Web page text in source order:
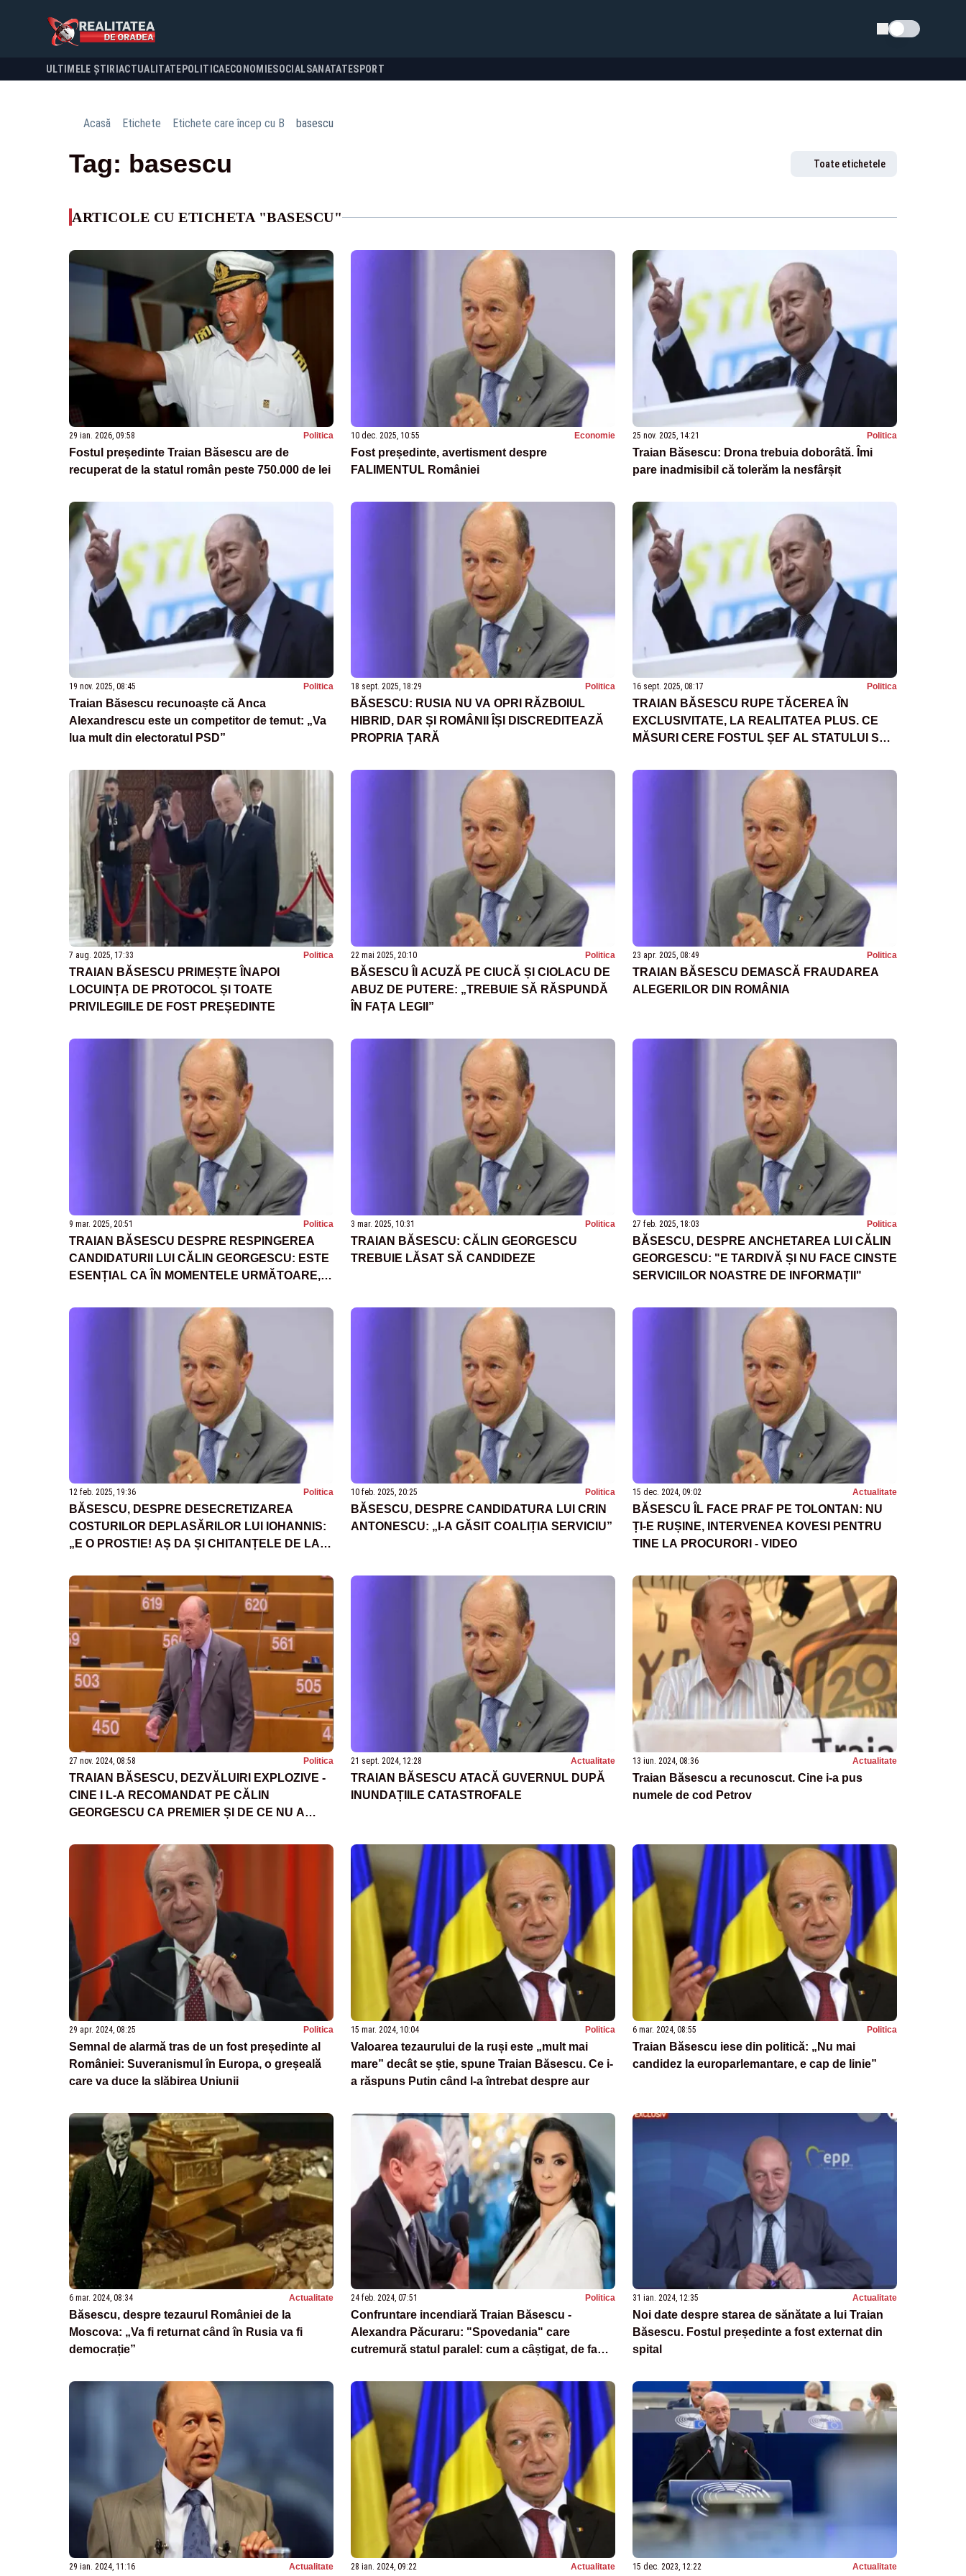
Schimba tema
ULTIMELE ȘTIRI ACTUALITATE POLITICA ECONOMIESOCIALSANATATESPORT
Acasă Etichete Etichete care încep cu B basescu
Tag: basescu Toate etichetele
ARTICOLE CU ETICHETA "BASESCU"
29 ian. 2026, 09:58 Politica
Fostul președinte Traian Băsescu are de
recuperat de la statul român peste 750.000 de lei
10 dec. 2025, 10:55 Economie
Fost președinte, avertisment despre
FALIMENTUL României
25 nov. 2025, 14:21 Politica
Traian Băsescu: Drona trebuia doborâtă. Îmi
pare inadmisibil că tolerăm la nesfârșit
19 nov. 2025, 08:45 Politica
Traian Băsescu recunoaște că Anca
Alexandrescu este un competitor de temut: „Va
lua mult din electoratul PSD”
18 sept. 2025, 18:29 Politica
BĂSESCU: RUSIA NU VA OPRI RĂZBOIUL
HIBRID, DAR ȘI ROMÂNII ÎȘI DISCREDITEAZĂ
PROPRIA ȚARĂ
16 sept. 2025, 08:17 Politica
TRAIAN BĂSESCU RUPE TĂCEREA ÎN
EXCLUSIVITATE, LA REALITATEA PLUS. CE
MĂSURI CERE FOSTUL ȘEF AL STATULUI SĂ
7 aug. 2025, 17:33 Politica
TRAIAN BĂSESCU PRIMEȘTE ÎNAPOI
LOCUINȚA DE PROTOCOL ȘI TOATE
PRIVILEGIILE DE FOST PREȘEDINTE
22 mai 2025, 20:10 Politica
BĂSESCU ÎI ACUZĂ PE CIUCĂ ȘI CIOLACU DE
ABUZ DE PUTERE: „TREBUIE SĂ RĂSPUNDĂ
ÎN FAȚA LEGII”
23 apr. 2025, 08:49 Politica
TRAIAN BĂSESCU DEMASCĂ FRAUDAREA
ALEGERILOR DIN ROMÂNIA
9 mar. 2025, 20:51 Politica
TRAIAN BĂSESCU DESPRE RESPINGEREA
CANDIDATURII LUI CĂLIN GEORGESCU: ESTE
ESENȚIAL CA ÎN MOMENTELE URMĂTOARE,
3 mar. 2025, 10:31 Politica
TRAIAN BĂSESCU: CĂLIN GEORGESCU
TREBUIE LĂSAT SĂ CANDIDEZE
27 feb. 2025, 18:03 Politica
BĂSESCU, DESPRE ANCHETAREA LUI CĂLIN
GEORGESCU: "E TARDIVĂ ȘI NU FACE CINSTE
SERVICIILOR NOASTRE DE INFORMAȚII"
12 feb. 2025, 19:36 Politica
BĂSESCU, DESPRE DESECRETIZAREA
COSTURILOR DEPLASĂRILOR LUI IOHANNIS:
„E O PROSTIE! AȘ DA ȘI CHITANȚELE DE LA O
10 feb. 2025, 20:25 Politica
BĂSESCU, DESPRE CANDIDATURA LUI CRIN
ANTONESCU: „I-A GĂSIT COALIȚIA SERVICIU”
15 dec. 2024, 09:02 Actualitate
BĂSESCU ÎL FACE PRAF PE TOLONTAN: NU
ȚI-E RUȘINE, INTERVENEA KOVESI PENTRU
TINE LA PROCURORI - VIDEO
27 nov. 2024, 08:58 Politica
TRAIAN BĂSESCU, DEZVĂLUIRI EXPLOZIVE -
CINE I L-A RECOMANDAT PE CĂLIN
GEORGESCU CA PREMIER ȘI DE CE NU A
DAT AFARĂ
21 sept. 2024, 12:28 Actualitate
TRAIAN BĂSESCU ATACĂ GUVERNUL DUPĂ
INUNDAȚIILE CATASTROFALE
13 iun. 2024, 08:36 Actualitate
Traian Băsescu a recunoscut. Cine i-a pus
numele de cod Petrov
29 apr. 2024, 08:25 Politica
Semnal de alarmă tras de un fost președinte al
României: Suveranismul în Europa, o greșeală
care va duce la slăbirea Uniunii
15 mar. 2024, 10:04 Politica
Valoarea tezaurului de la ruși este „mult mai
mare” decât se știe, spune Traian Băsescu. Ce i-
a răspuns Putin când l-a întrebat despre aur
6 mar. 2024, 08:55 Politica
Traian Băsescu iese din politică: „Nu mai
candidez la europarlemantare, e cap de linie”
6 mar. 2024, 08:34 Actualitate
Băsescu, despre tezaurul României de la
Moscova: „Va fi returnat când în Rusia va fi
democrație”
24 feb. 2024, 07:51 Politica
Confruntare incendiară Traian Băsescu -
Alexandra Păcuraru: "Spovedania" care
cutremură statul paralel: cum a câștigat, de fapt,
31 ian. 2024, 12:35 Actualitate
Noi date despre starea de sănătate a lui Traian
Băsescu. Fostul președinte a fost externat din
spital
29 ian. 2024, 11:16 Actualitate 28 ian. 2024, 09:22 Actualitate 15 dec. 2023, 12:22 Actualitate